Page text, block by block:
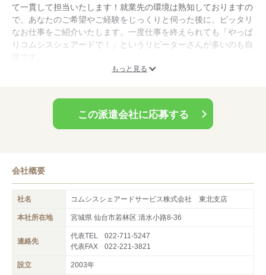
て一貫して担当いたします！就業先の環境は熟知しておりますの
で、あなたのご希望やご経験をじっくりと伺った後に、ピッタリ
なお仕事をご紹介いたします。一度仕事を終えられても「やっぱ
りコムシスシェアードで！」というリピーターさんが多いのも自
て歩んできています。ですから派遣先もそうした通信キャリア様
に強いのが魅力でしょうか。いっしょにキャリアを磨いていきま
素直で真面目、また成長意欲があれば経験が少なくても大丈
夫！！あなたのやる気しだいで、スキルアップできる環境は整っ
ています。まずはあなたの事を聞かせて下さい。私たちも頑張っ
と思っています♪
もっと見る
この派遣会社に応募する
会社概要
社名 コムシスシェアードサービス株式会社 東北支店
本社所在地 宮城県 仙台市若林区 清水小路8-36
連絡先
代表TEL
022-711-5247
代表FAX
022-221-3821
設立 2003年